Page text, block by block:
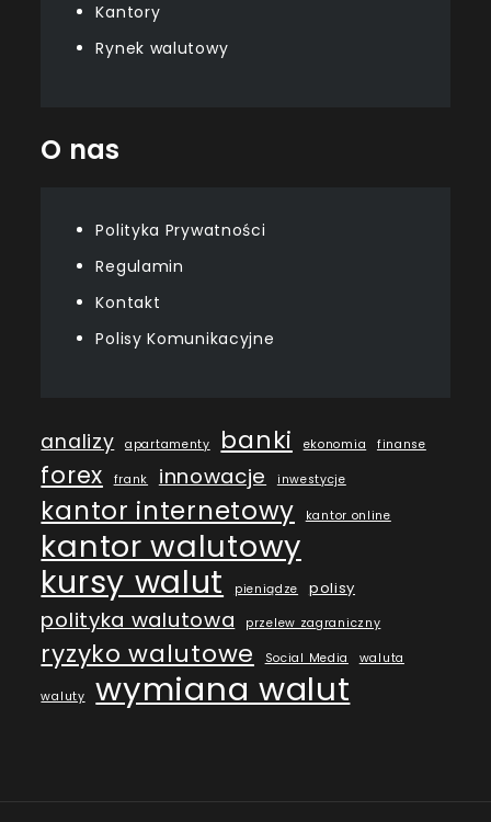
Kantory
Rynek walutowy
O nas
Polityka Prywatności
Regulamin
Kontakt
Polisy Komunikacyjne
analizy apartamenty banki ekonomia finanse
forex frank innowacje inwestycje
kantor internetowy kantor online
kantor walutowy
kursy walut pieniądze polisy
polityka walutowa przelew zagraniczny
ryzyko walutowe Social Media waluta
waluty wymiana walut